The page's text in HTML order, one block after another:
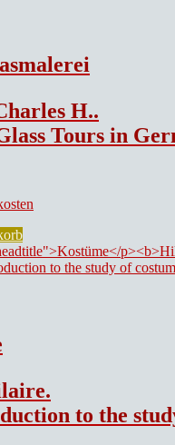
H..
in Germany Austria and
the study of costume. From